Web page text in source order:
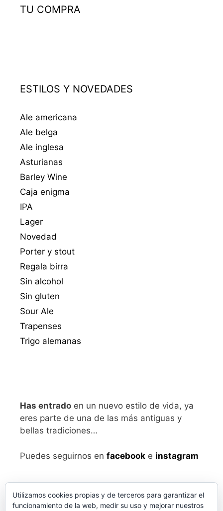
TU COMPRA
ESTILOS Y NOVEDADES
Ale americana
Ale belga
Ale inglesa
Asturianas
Barley Wine
Caja enigma
IPA
Lager
Novedad
Porter y stout
Regala birra
Sin alcohol
Sin gluten
Sour Ale
Trapenses
Trigo alemanas
Has entrado en un nuevo estilo de vida, ya
eres parte de una de las más antiguas y
bellas tradiciones…
Puedes seguirnos en facebook e instagram
Utilizamos cookies propias y de terceros para garantizar el
funcionamiento de la web, medir su uso y mejorar nuestros